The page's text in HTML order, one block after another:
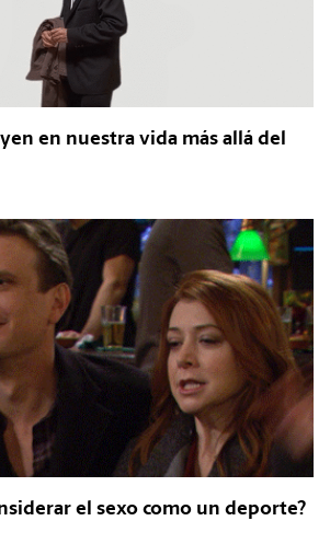
en nuestra vida más allá del
el sexo como un deporte?